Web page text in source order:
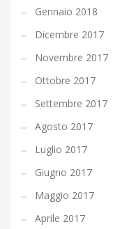
Gennaio 2018
Dicembre 2017
Novembre 2017
Ottobre 2017
Settembre 2017
Agosto 2017
Luglio 2017
Giugno 2017
Maggio 2017
Aprile 2017